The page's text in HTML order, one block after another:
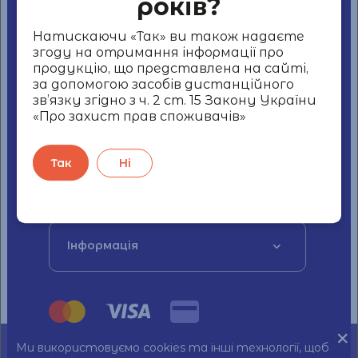
років?
Натискаючи «Так» ви також надаєте
згоду на отримання інформації про
продукцію, що представлена на сайті,
за допомогою засобів дистанційного
зв’язку згідно з ч. 2 ст. 15 Закону України
«Про захист прав споживачів»
Так Ні
Ми використовуємо cookies та інші технології, щоб
Наші контакти
+38 044 339 59 18
Україна, 04053, місто Київ, вулиця
СІЧОВИХ СТРІЛЬЦІВ, будинок 11-А
Наші товари
Інформація
© ТОВ "НЬЮ ТЕХНО